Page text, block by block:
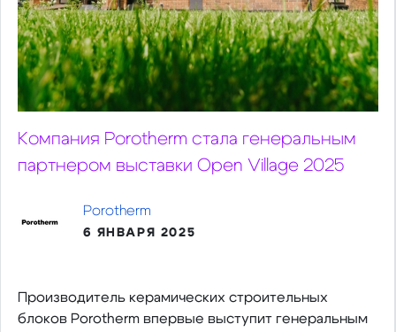
Компания Porotherm стала генеральным
партнером выставки Open Village 2025
Porotherm
6 ЯНВАРЯ 2025
Производитель керамических строительных
блоков Porotherm впервые выступит генеральным